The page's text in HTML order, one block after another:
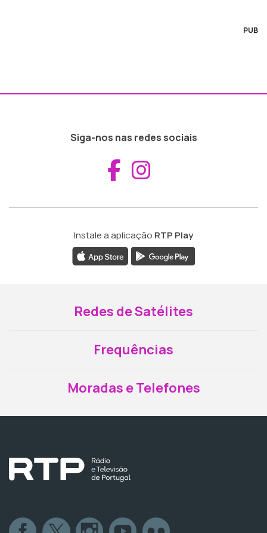
PUB
Siga-nos nas redes sociais
Aceder ao
Instale a aplicação RTP Play
Redes de Satélites
Frequências
Moradas e Telefones